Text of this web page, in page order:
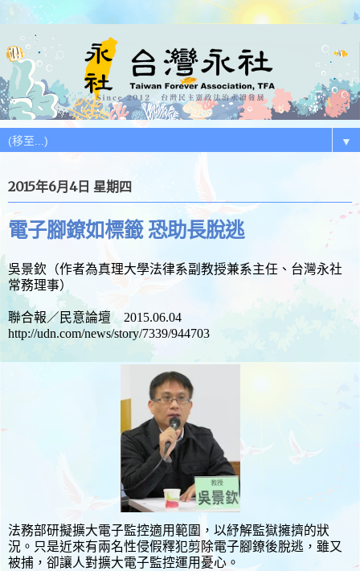
▼
2015年6月4日 星期四
電子腳鐐如標籤 恐助長脫逃
吳景欽（作者為真理大學法律系副教授兼系主任、台灣永社
常務理事）
聯合報／民意論壇 2015.06.04
http://udn.com/news/story/7339/944703
法務部研擬擴大電子監控適用範圍，以紓解監獄擁擠的狀
況。只是近來有兩名性侵假釋犯剪除電子腳鐐後脫逃，雖又
被捕，卻讓人對擴大電子監控運用憂心。